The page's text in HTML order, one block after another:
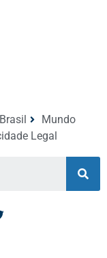
Brasil
Mundo
Legal